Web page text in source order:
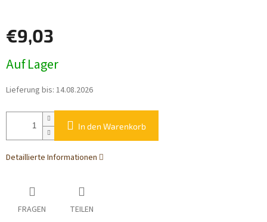
€9,03
Auf Lager
Lieferung bis: 14.08.2026
In den Warenkorb
Detaillierte Informationen
FRAGEN TEILEN